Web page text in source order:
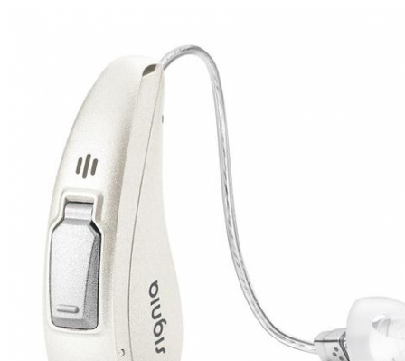
Signia hoortoestellen
Signia Pure BCT IX
Audio Service R LI 7
Hoortoestelbatterijen
Widex filters Filters
Onderhoudsartikelen
Signia Active Mini IX - Oplaadbaar
De Signia Active Mini IX is het nieuwste hoortoestel van Signia.